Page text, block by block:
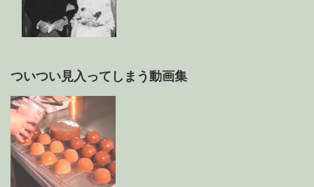
ついつい見入ってしまう動画集